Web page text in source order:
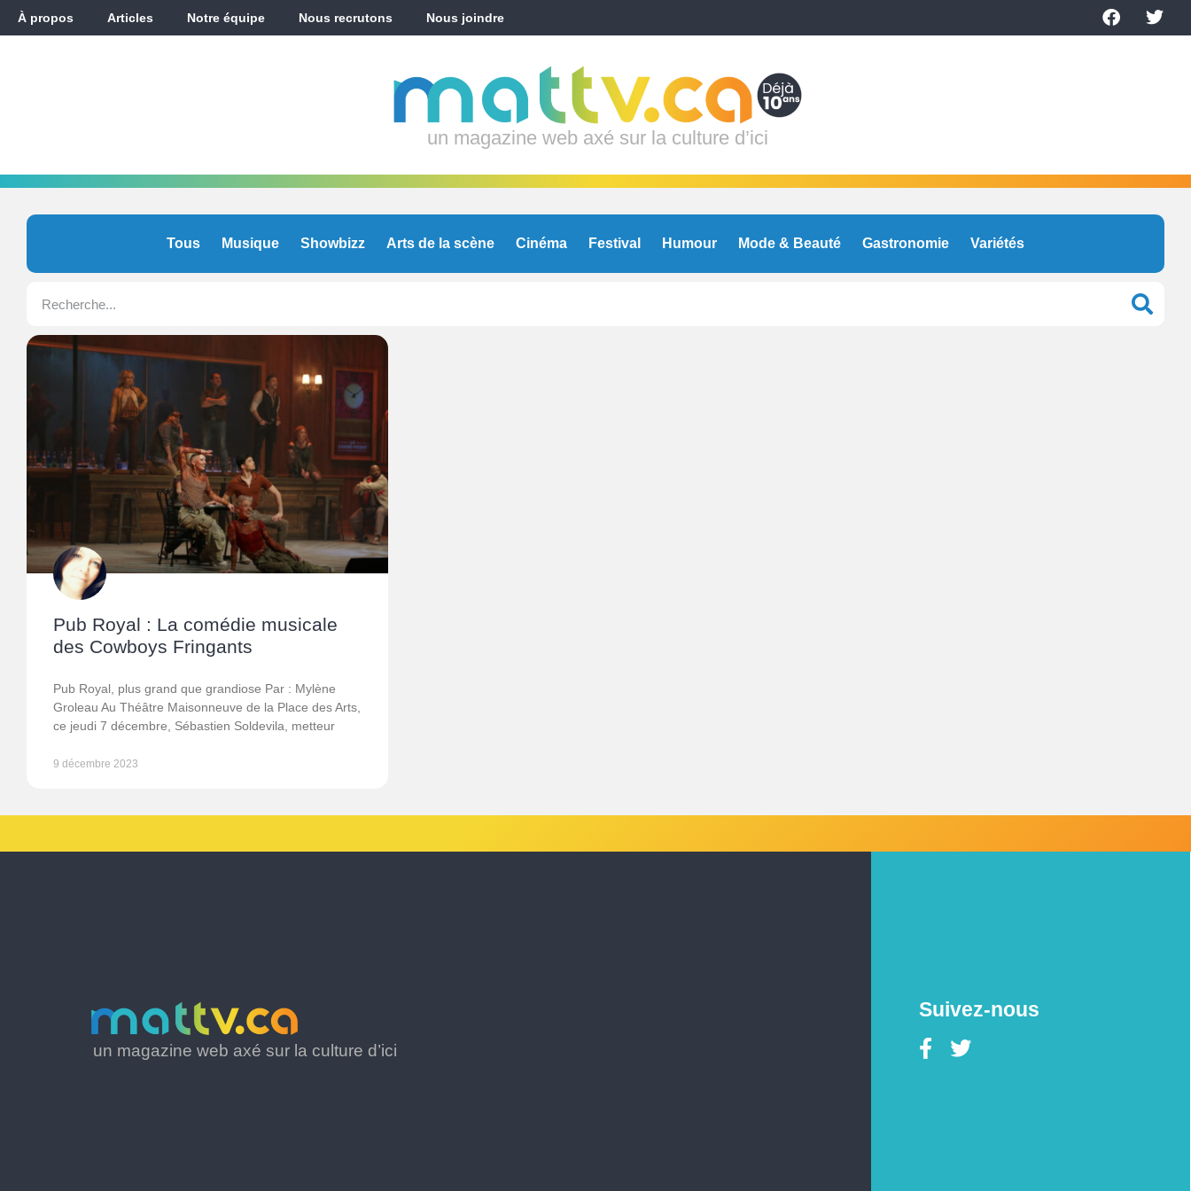
À propos Articles Notre équipe Nous recrutons Nous joindre
un magazine web axé sur la culture d’ici
Tous Musique Showbizz Arts de la scène Cinéma Festival Humour Mode & Beauté Gastronomie Variétés
Pub Royal : La comédie musicale
des Cowboys Fringants
Pub Royal, plus grand que grandiose Par : Mylène
Groleau Au Théâtre Maisonneuve de la Place des Arts,
ce jeudi 7 décembre, Sébastien Soldevila, metteur
9 décembre 2023
un magazine web axé sur la culture d’ici
Suivez-nous